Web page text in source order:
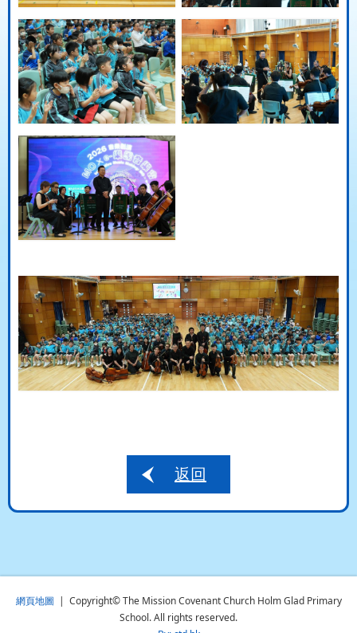
返回
網頁地圖 | Copyright© The Mission Covenant Church Holm Glad Primary
School. All rights reserved.